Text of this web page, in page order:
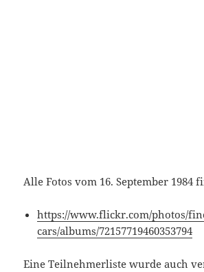
Alle Fotos vom 16. September 1984
https://www.flickr.com/photos/
cars/albums/72157719460353794
Eine Teilnehmerliste wurde auch